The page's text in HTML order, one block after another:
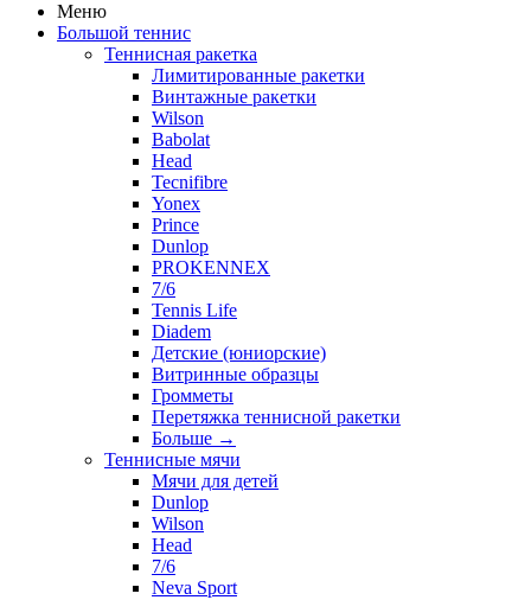
Меню
Большой теннис
Теннисная ракетка
Лимитированные ракетки
Винтажные ракетки
Wilson
Babolat
Head
Tecnifibre
Yonex
Prince
Dunlop
PROKENNEX
7/6
Tennis Life
Diadem
Детские (юниорские)
Витринные образцы
Громметы
Перетяжка теннисной ракетки
Больше →
Теннисные мячи
Мячи для детей
Dunlop
Wilson
Head
7/6
Neva Sport